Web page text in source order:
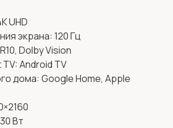
UHD
экрана: 120 Гц
Dolby Vision
Android TV
дома: Google Home, Apple
Вт